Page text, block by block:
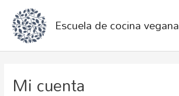
Escuela de cocina vegana
Mi cuenta